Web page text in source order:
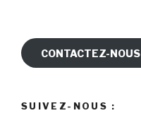
CONTACTEZ-NOUS
SUIVEZ-NOUS :